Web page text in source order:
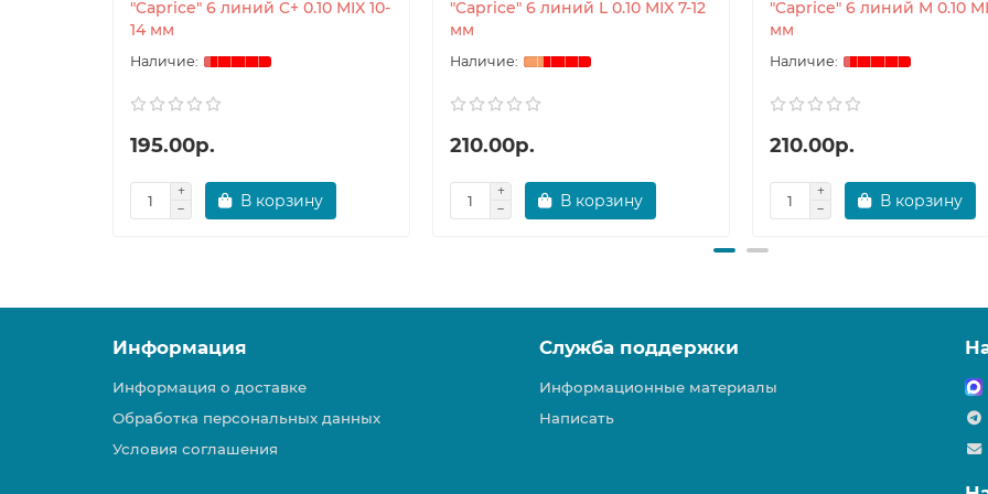
"Caprice" 6 линий C+ 0.10 MIX 10-
14 мм
195.00р.
В корзину
"Caprice" 6 линий L 0.10 MIX 7-12
мм
210.00р.
В корзину
"Caprice" 6 линий M 0.10
мм
210.00р.
В корзину
Информация
Информация о доставке
Обработка персональных данных
Условия соглашения
Служба поддержки
Информационные материалы
Написать